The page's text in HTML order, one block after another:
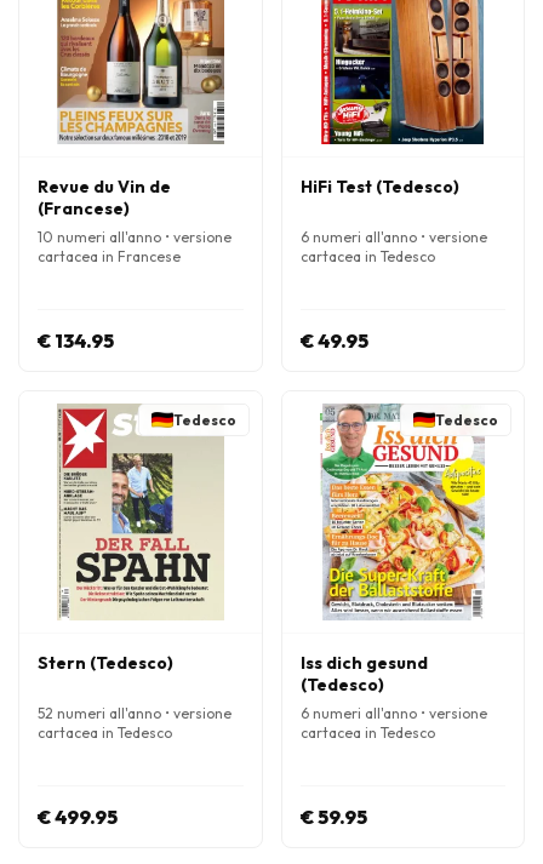
Revue du Vin de
(Francese)
10 numeri all'anno • versione
cartacea in Francese
€ 134.95
HiFi Test (Tedesco)
6 numeri all'anno • versione
cartacea in Tedesco
€ 49.95
Tedesco
Stern (Tedesco)
52 numeri all'anno • versione
cartacea in Tedesco
€ 499.95
Tedesco
Iss dich gesund
(Tedesco)
6 numeri all'anno • versione
cartacea in Tedesco
€ 59.95